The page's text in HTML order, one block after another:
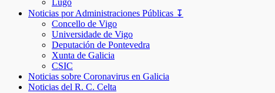
Lugo
Noticias por Administraciones Públicas ↧
Concello de Vigo
Universidade de Vigo
Deputación de Pontevedra
Xunta de Galicia
CSIC
Noticias sobre Coronavirus en Galicia
Noticias del R. C. Celta